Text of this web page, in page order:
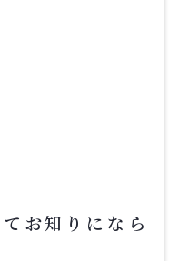
お知りになら